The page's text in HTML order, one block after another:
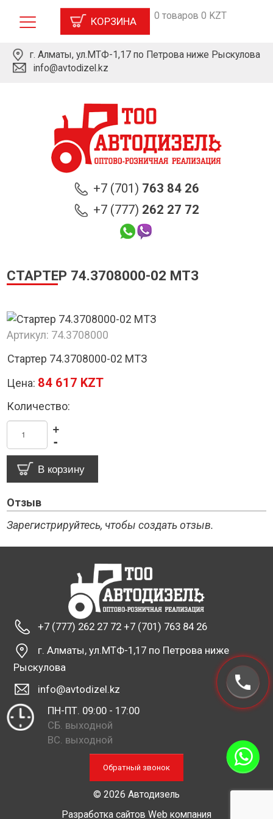
КОРЗИНА 0 товаров 0 KZT
г. Алматы, ул.МТФ-1,17 по Петрова ниже Рыскулова
info@avtodizel.kz
+7 (701) 763 84 26
+7 (777) 262 27 72
СТАРТЕР 74.3708000-02 МТЗ
Артикул: 74.3708000
Стартер 74.3708000-02 МТЗ
Цена: 84 617 KZT
Количество:
-
+
Отзыв
Зарегистрируйтесь, чтобы создать отзыв.
+7 (777) 262 27 72 +7 (701) 763 84 26
г. Алматы, ул.МТФ-1,17 по Петрова ниже
Рыскулова
info@avtodizel.kz
ПН-ПТ. 09:00 - 17:00
СБ. выходной
ВС. выходной
Обратный звонок
© 2026 Автодизель
Разработка сайтов Web компания